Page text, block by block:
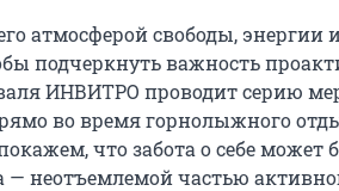
атмосферой свободы, энергии
подчеркнуть важность
ИНВИТРО проводит серию
во время горнолыжного
что забота о себе может
неотъемлемой частью